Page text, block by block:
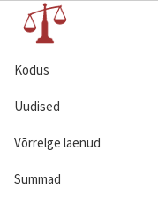
Kodus
Uudised
Võrrelge laenud
Summad